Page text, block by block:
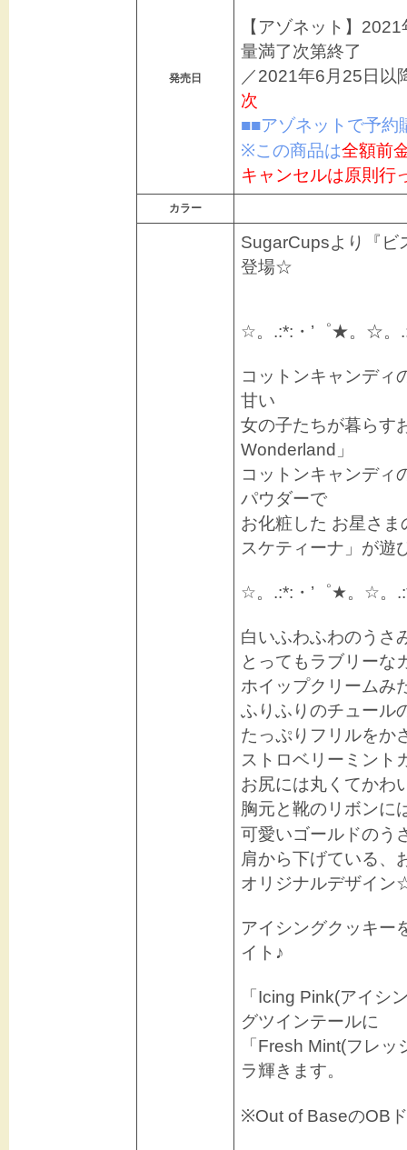
発売日
【アゾネット】
量満了次第終了
／2021年6月25日以
次
■■アゾネットで予約
※この商品は全額前
キャンセルは原則行
カラー
SugarCupsより『ビ
登場☆
☆。.:*:・’゜★。☆。
コットンキャンディ
甘い
女の子たちが暮らす
Wonderland」
コットンキャンディ
パウダーで
お化粧した お星さ
スケティーナ」が遊
☆。.:*:・’゜★。☆。
白いふわふわのうさ
とってもラブリーな
ホイップクリームみ
ふりふりのチュール
たっぷりフリルをか
ストロベリーミント
お尻には丸くてかわ
胸元と靴のリボンに
可愛いゴールドのう
肩から下げている、
オリジナルデザイン
アイシングクッキー
イト♪
「Icing Pink(アイシ
グツインテールに
「Fresh Mint(フレ
ラ輝きます。
※Out of BaseのOB